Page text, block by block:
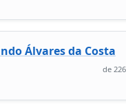
Álvares da Costa
de